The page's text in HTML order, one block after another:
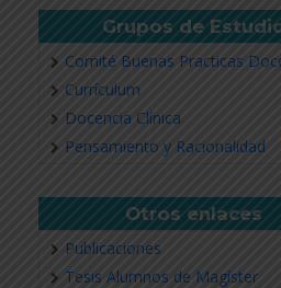
Grupos de
Comité Buenas Practicas
Currículum
Docencia Clínica
Pensamiento y Racionalidad
Otros enlaces
Publicaciones
Tesis Alumnos de Magíster